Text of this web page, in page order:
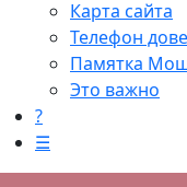
Карта сайта
Телефон
Памятка
Это важно
?
☰